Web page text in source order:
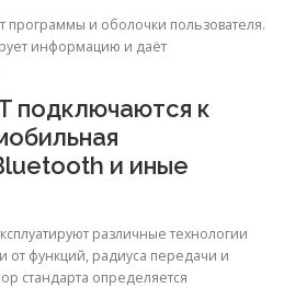
программы и оболочки пользователя.
информацию и даёт
подключаются к
и иные
различные технологии
от функций, радиуса передачи и
стандарта определяется